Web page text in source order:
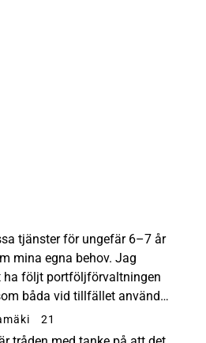
tjänster för ungefär 6–7 år
mina egna behov. Jag
ha följt portföljförvaltningen
båda vid tillfället använde
21